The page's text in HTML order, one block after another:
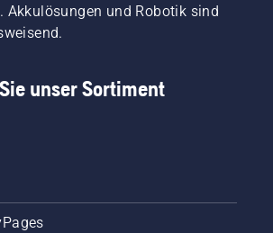
Akkulösungen und Robotik sind
unser Sortiment